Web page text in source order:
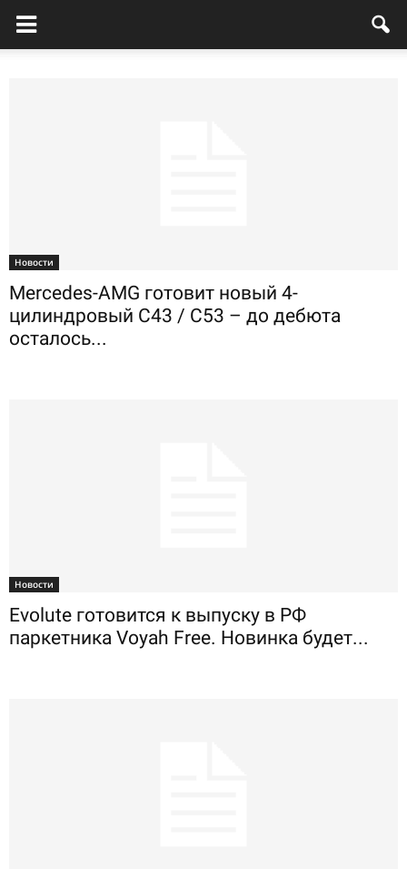
Новости
Mercedes-AMG готовит новый 4-
цилиндровый C43 / C53 – до дебюта
осталось...
Новости
Evolute готовится к выпуску в РФ
паркетника Voyah Free. Новинка будет...